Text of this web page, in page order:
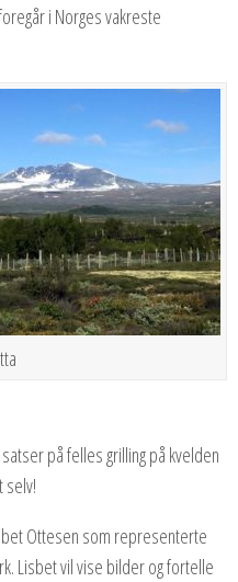
i Norges vakreste
på felles grilling på kvelden
selv!
Ottesen som representerte
Lisbet vil vise bilder og fortelle